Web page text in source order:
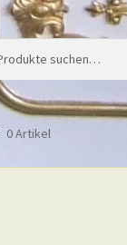
0 Artikel